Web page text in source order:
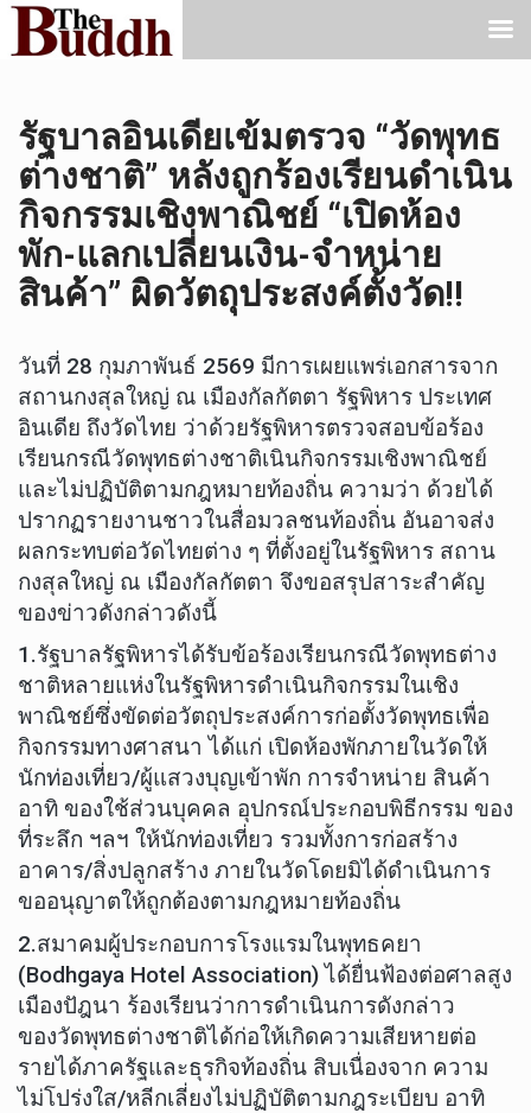
รัฐบาลอินเดียเข้มตรวจ “วัดพุทธ
ต่างชาติ” หลังถูกร้องเรียนดำเนิน
กิจกรรมเชิงพาณิชย์ “เปิดห้อง
พัก-แลกเปลี่ยนเงิน-จำหน่าย
สินค้า” ผิดวัตถุประสงค์ตั้งวัด!!
วันที่ 28 กุมภาพันธ์ 2569 มีการเผยแพร่เอกสารจาก
สถานกงสุลใหญ่ ณ เมืองกัลกัตตา รัฐพิหาร ประเทศ
อินเดีย ถึงวัดไทย ว่าด้วยรัฐพิหารตรวจสอบข้อร้อง
เรียนกรณีวัดพุทธต่างชาติเนินกิจกรรมเชิงพาณิชย์
และไม่ปฏิบัติตามกฎหมายท้องถิ่น ความว่า ด้วยได้
ปรากฏรายงานชาวในสื่อมวลชนท้องถิ่น อันอาจส่ง
ผลกระทบต่อวัดไทยต่าง ๆ ที่ตั้งอยู่ในรัฐพิหาร สถาน
กงสุลใหญ่ ณ เมืองกัลกัตตา จึงขอสรุปสาระสำคัญ
ของข่าวดังกล่าวดังนี้
1.รัฐบาลรัฐพิหารได้รับข้อร้องเรียนกรณีวัดพุทธต่าง
ชาติหลายแห่งในรัฐพิหารดำเนินกิจกรรมในเชิง
พาณิชย์ซึ่งขัดต่อวัตถุประสงค์การก่อตั้งวัดพุทธเพื่อ
กิจกรรมทางศาสนา ได้แก่ เปิดห้องพักภายในวัดให้
นักท่องเที่ยว/ผู้แสวงบุญเข้าพัก การจำหน่าย สินค้า
อาทิ ของใช้ส่วนบุคคล อุปกรณ์ประกอบพิธีกรรม ของ
ที่ระลึก ฯลฯ ให้นักท่องเที่ยว รวมทั้งการก่อสร้าง
อาคาร/สิ่งปลูกสร้าง ภายในวัดโดยมิได้ดำเนินการ
ขออนุญาตให้ถูกต้องตามกฎหมายท้องถิ่น
2.สมาคมผู้ประกอบการโรงแรมในพุทธคยา
(Bodhgaya Hotel Association) ได้ยื่นฟ้องต่อศาลสูง
เมืองปัฎนา ร้องเรียนว่าการดำเนินการดังกล่าว
ของวัดพุทธต่างชาติได้ก่อให้เกิดความเสียหายต่อ
รายได้ภาครัฐและธุรกิจท้องถิ่น สิบเนื่องจาก ความ
ไม่โปร่งใส/หลีกเลี่ยงไม่ปฏิบัติตามกฎระเบียบ อาทิ